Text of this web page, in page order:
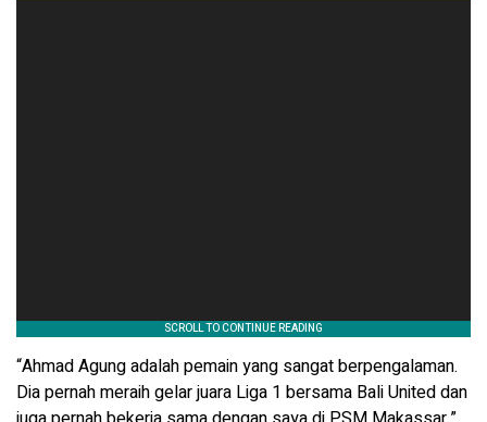
“Ahmad Agung adalah pemain yang sangat berpengalaman.
Dia pernah meraih gelar juara Liga 1 bersama Bali United dan